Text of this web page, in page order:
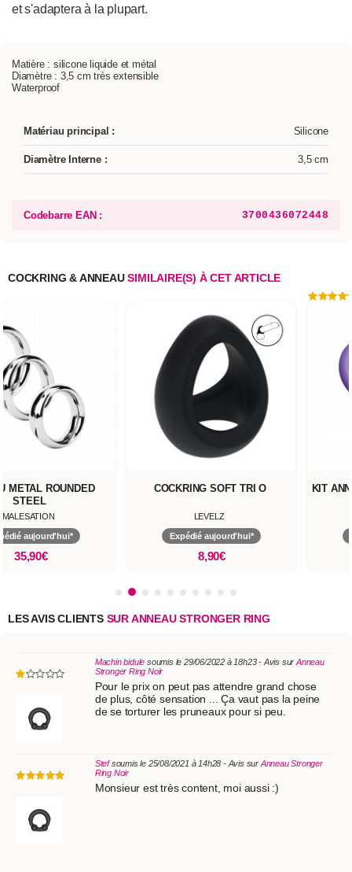
et s'adaptera à la plupart.
Matière : silicone liquide et métal
Diamètre : 3,5 cm très extensible
Waterproof
Matériau principal : Silicone
Diamètre Interne : 3,5 cm
Codebarre EAN : 3700436072448
COCKRING & ANNEAUSIMILAIRE(S) À CET ARTICLE
METAL ROUNDED
STEEL
MALESATION
aujourd'hui*
35,90€
COCKRING SOFT TRI O
LEVELZ
Expédié aujourd'hui*
8,90€
KIT
LES AVIS CLIENTSSUR ANNEAU STRONGER RING
Machin bidule soumis le 29/06/2022 à 18h23 - Avis sur Anneau
Stronger Ring Noir
Pour le prix on peut pas attendre grand chose
de plus, côté sensation ... Ça vaut pas la peine
de se torturer les pruneaux pour si peu.
Stefsoumis le 25/08/2021 à 14h28 - Avis sur Anneau Stronger
Ring Noir
Monsieur est très content, moi aussi :)